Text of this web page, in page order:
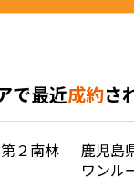
で最近成約さ
２南林
鹿児島
ワンル